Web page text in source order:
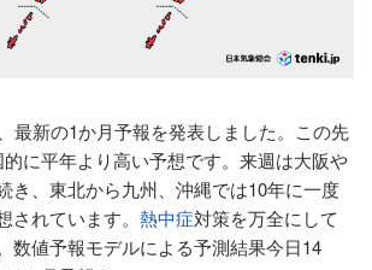
最新の1か月予報を発表しました。この先
的に平年より高い予想です。来週は大阪や
き、東北から九州、沖縄では10年に一度
されています。 熱中症対策を万全にして
数値予報モデルによる予測結果今日14